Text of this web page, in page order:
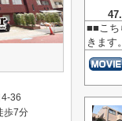
■■こち
きます。
36
歩7分